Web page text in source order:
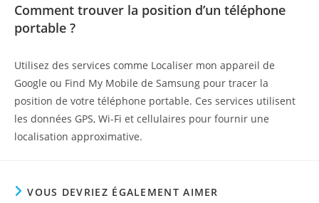
Comment trouver la position d’un téléphone
portable ?
Utilisez des services comme Localiser mon appareil de
Google ou Find My Mobile de Samsung pour tracer la
position de votre téléphone portable. Ces services utilisent
les données GPS, Wi-Fi et cellulaires pour fournir une
localisation approximative.
VOUS DEVRIEZ ÉGALEMENT AIMER